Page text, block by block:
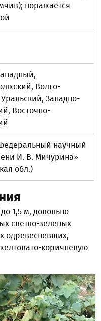
поражается
Волго-
Уральский, Западно-
Восточно-
научный
И. В. Мичурина»
обл.)
1,5 м, довольно
светло-зеленых
одревесневших,
коричневую